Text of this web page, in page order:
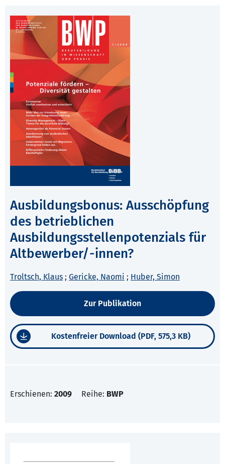
Ausbildungsbonus: Ausschöpfung
des betrieblichen
Ausbildungsstellenpotenzials für
Altbewerber/-innen?
Troltsch, Klaus ; Gericke, Naomi ; Huber, Simon
Zur Publikation
Kostenfreier Download (PDF, 575,3 KB)
Erschienen: 2009 Reihe: BWP